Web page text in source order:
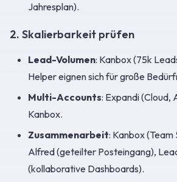
Jahresplan).
2. Skalierbarkeit prüfen
Lead-Volumen: Kanbox (75k
Helper eignen sich für große
Multi-Accounts: Expandi (Cloud,
Kanbox.
Zusammenarbeit: Kanbox
Alfred (geteilter Posteingang),
(kollaborative Dashboards).